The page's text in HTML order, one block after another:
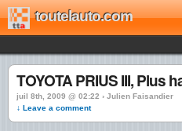
toutelauto.com
TOYOTA PRIUS III, Plus
juil 8th, 2009 @ 02:22 › Julien Faisandier
↓ Leave a comment